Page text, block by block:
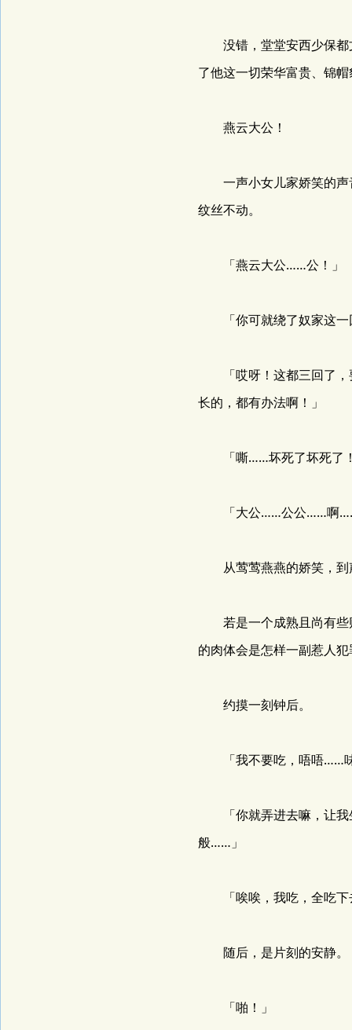
没错，堂堂安西少保都
了他这一切荣华富贵、锦
燕云大公！
一声小女儿家娇笑的声
纹丝不动。
「燕云大公……公！」
「你可就绕了奴家这一
「哎呀！这都三回了，
长的，都有办法啊！」
「嘶……坏死了坏死了
「大公……公公……啊
从莺莺燕燕的娇笑，到
若是一个成熟且尚有些
的肉体会是怎样一副惹人
约摸一刻钟后。
「我不要吃，唔唔……味
「你就弄进去嘛，让我
般……」
「唉唉，我吃，全吃下
随后，是片刻的安静。
「啪！」